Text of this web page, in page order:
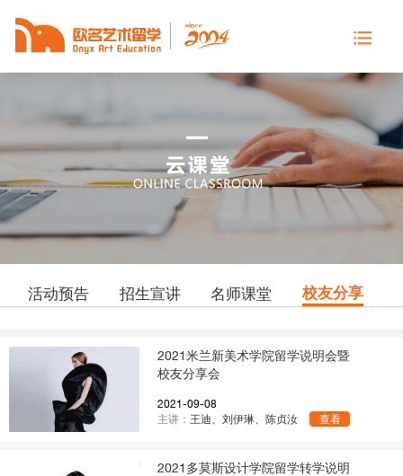
活动预告 招生宣讲 名师课堂 校友分享
2021米兰新美术学院留学说明会暨
校友分享会
2021-09-08
主讲： 王迪、刘伊琳、陈贞汝 查看
2021多莫斯设计学院留学转学说明